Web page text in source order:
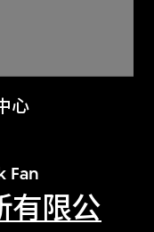
心
Fan
有限公
世纪视觉